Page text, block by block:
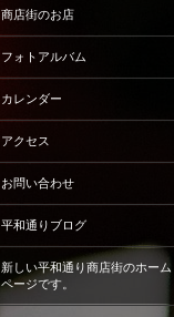
商店街のお店
フォトアルバム
カレンダー
アクセス
お問い合わせ
平和通りブログ
新しい平和通り商店街のホーム
ページです。